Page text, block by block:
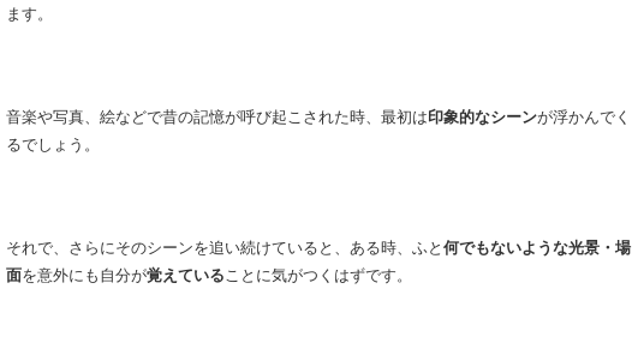
ます。
音楽や写真、絵などで昔の記憶が呼び起こされた時、最初は印象的なシーンが浮かんでく
るでしょう。
それで、さらにそのシーンを追い続けていると、ある時、ふと何でもないような光景・場
面を意外にも自分が覚えていることに気がつくはずです。